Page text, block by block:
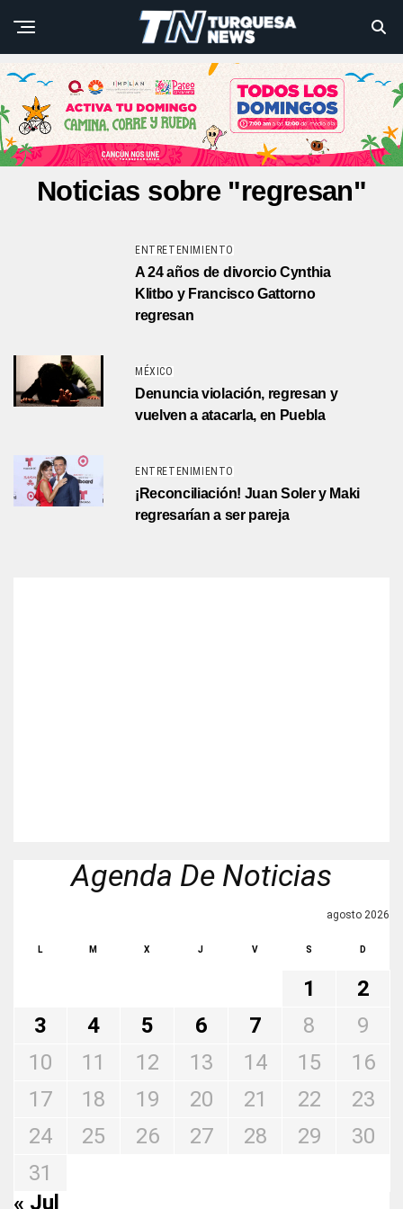
Noticias sobre "regresan"
ENTRETENIMIENTO
A 24 años de divorcio Cynthia
Klitbo y Francisco Gattorno
regresan
MÉXICO
Denuncia violación, regresan y
vuelven a atacarla, en Puebla
ENTRETENIMIENTO
¡Reconciliación! Juan Soler y Maki
regresarían a ser pareja
Agenda De Noticias
agosto 2026
L M X J V S D
1
2
3
4 5 6 7 8
9
10
11 12 13 14 15
16
17
18 19 20 21 22
23
24
25 26 27 28 29
30
31
« Jul